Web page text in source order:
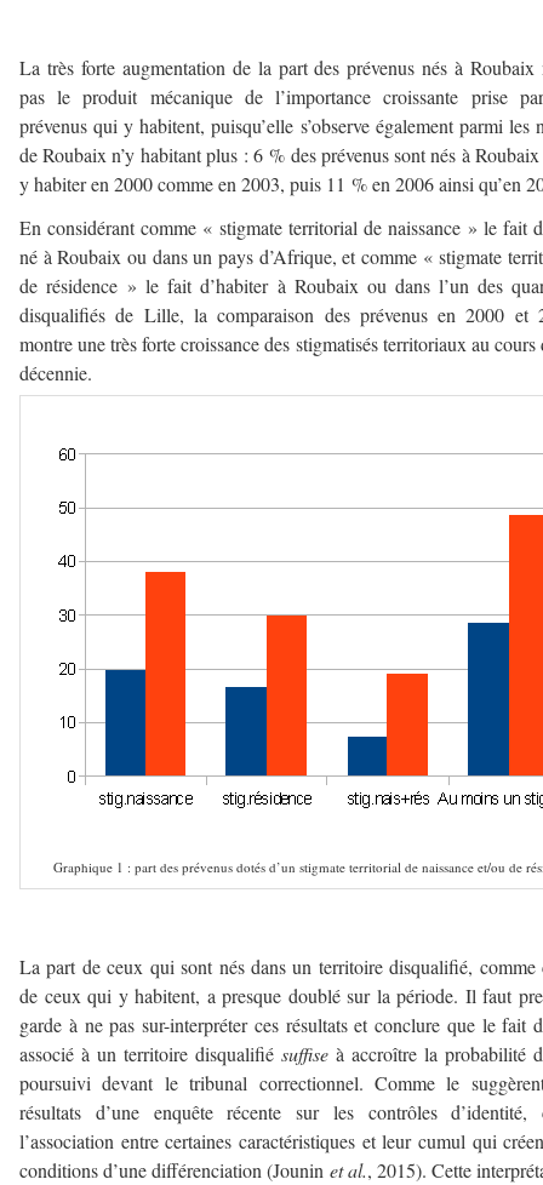
La très forte augmentation de la part des prévenus nés à Roubaix
pas le produit mécanique de l’importance croissante prise
prévenus qui y habitent, puisqu’elle s’observe également parmi les
de Roubaix n’y habitant plus : 6 % des prévenus sont nés à Roubaix
y habiter en 2000 comme en 2003, puis 11 % en 2006 ainsi qu’en
En considérant comme « stigmate territorial de naissance » le fait
né à Roubaix ou dans un pays d’Afrique, et comme « stigmate
de résidence » le fait d’habiter à Roubaix ou dans l’un des
disqualifiés de Lille, la comparaison des prévenus en 2000 et
montre une très forte croissance des stigmatisés territoriaux au cours
décennie.
Graphique 1 : part des prévenus dotés d’un stigmate territorial de naissance et/ou de
La part de ceux qui sont nés dans un territoire disqualifié, comme
de ceux qui y habitent, a presque doublé sur la période. Il faut
garde à ne pas sur-interpréter ces résultats et conclure que le fait
associé à un territoire disqualifié suffise à accroître la probabilité
poursuivi devant le tribunal correctionnel. Comme le
résultats d’une enquête récente sur les contrôles d’identité,
l’association entre certaines caractéristiques et leur cumul qui
conditions d’une différenciation (Jounin et al., 2015). Cette